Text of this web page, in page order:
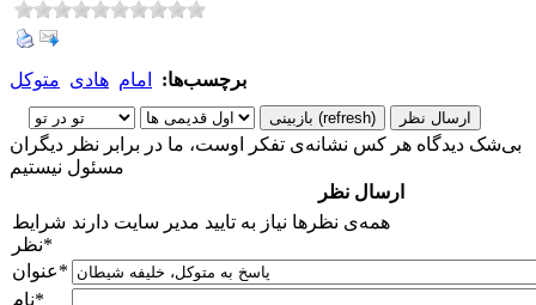
برچسب‌ها: امام هادی متوکل
بی‌شک دیدگاه هر کس نشانه‌ی تفکر اوست، ما در برابر نظر دیگران
مسئول نیستیم
ارسال نظر
شرایط
نظر*
همه‌ی نظرها نیاز به تایید مدیر سایت دارند
عنوان*
نام*